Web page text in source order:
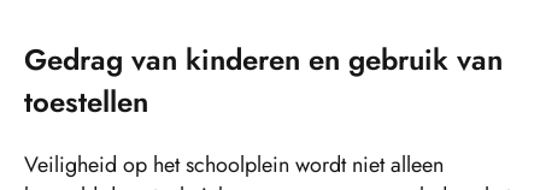
Gedrag van kinderen en gebruik van
toestellen
Veiligheid op het schoolplein wordt niet alleen